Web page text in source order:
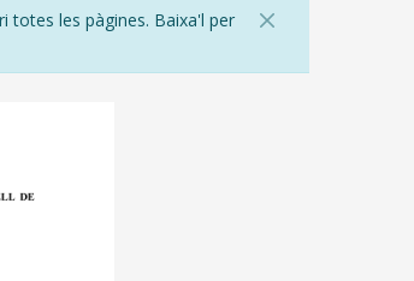
totes les pàgines. Baixa'l per